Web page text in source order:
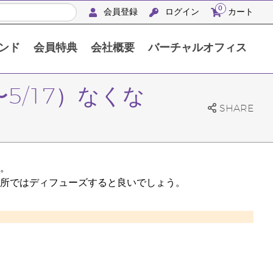
会員登録 ログイン 0 カート
ド 会員特典 会社概要 バーチャルオフィス
5/17）なくな
SHARE
ではディフューズすると良いでしょう。